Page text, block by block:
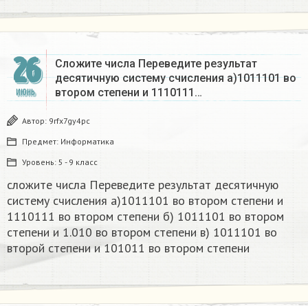
26
ИЮНЬ
Сложите числа Переведите результат
десятичную систему счисления а)1011101 во
втором степени и 1110111…
Автор: 9rfx7gy4pc
Предмет: Информатика
Уровень: 5 - 9 класс
сложите числа Переведите результат десятичную
систему счисления а)1011101 во втором степени и
1110111 во втором степени б) 1011101 во втором
степени и 1.010 во втором степени в) 1011101 во
второй степени и 101011 во втором степени​